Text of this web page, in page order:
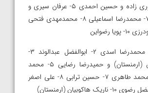
۳- امیررضا تیموری زاده و حسین احمدی ۵- عرفان سیری و
امیرجواد امایم ۷- محمدرضا اسماعیلی ۸- محمدمهدی فتحی
۵۱ کیلوگرم: ۱- محمدرضا اسدی ۲- ابوالفضل عبدالوند ۳-
هایکو گاسپاریان (ارمنستان) و حمیدرضا رضایی ۵- محمد
صفرپور و علی محمد طاهری ۷- حسین ترابی ۸- علی اصغر